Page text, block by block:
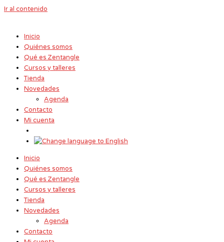
Ir al contenido
Inicio
Quiénes somos
Qué es Zentangle
Cursos y talleres
Tienda
Novedades
Agenda
Contacto
Mi cuenta
Inicio
Quiénes somos
Qué es Zentangle
Cursos y talleres
Tienda
Novedades
Agenda
Contacto